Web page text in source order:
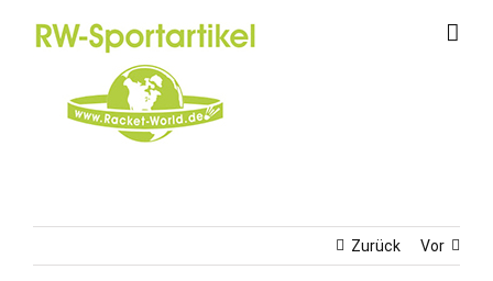
Zurück Vor